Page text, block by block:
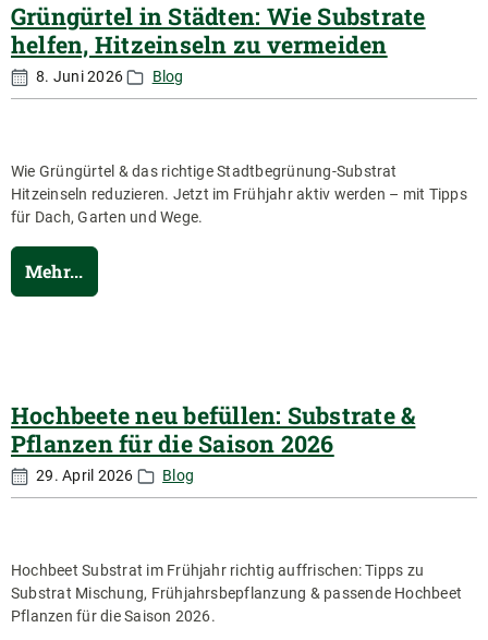
Grüngürtel in Städten: Wie Substrate
helfen, Hitzeinseln zu vermeiden
8. Juni 2026 Blog
Wie Grüngürtel & das richtige Stadtbegrünung-Substrat
Hitzeinseln reduzieren. Jetzt im Frühjahr aktiv werden – mit Tipps
für Dach, Garten und Wege.
Mehr...
Hochbeete neu befüllen: Substrate &
Pflanzen für die Saison 2026
29. April 2026 Blog
Hochbeet Substrat im Frühjahr richtig auffrischen: Tipps zu
Substrat Mischung, Frühjahrsbepflanzung & passende Hochbeet
Pflanzen für die Saison 2026.